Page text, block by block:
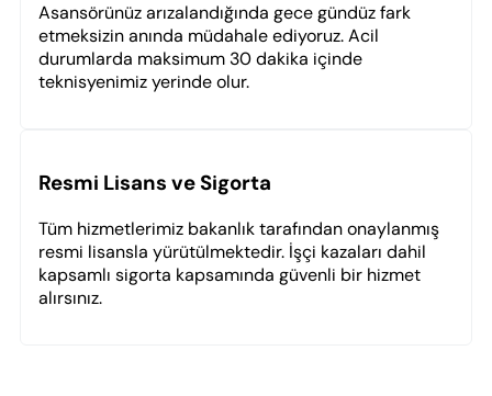
Asansörünüz arızalandığında gece gündüz fark
etmeksizin anında müdahale ediyoruz. Acil
durumlarda maksimum 30 dakika içinde
teknisyenimiz yerinde olur.
Resmi Lisans ve Sigorta
Tüm hizmetlerimiz bakanlık tarafından onaylanmış
resmi lisansla yürütülmektedir. İşçi kazaları dahil
kapsamlı sigorta kapsamında güvenli bir hizmet
alırsınız.